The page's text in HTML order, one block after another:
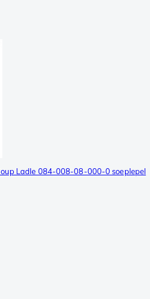
Ladle 084-008-08-000-0 soeplepel